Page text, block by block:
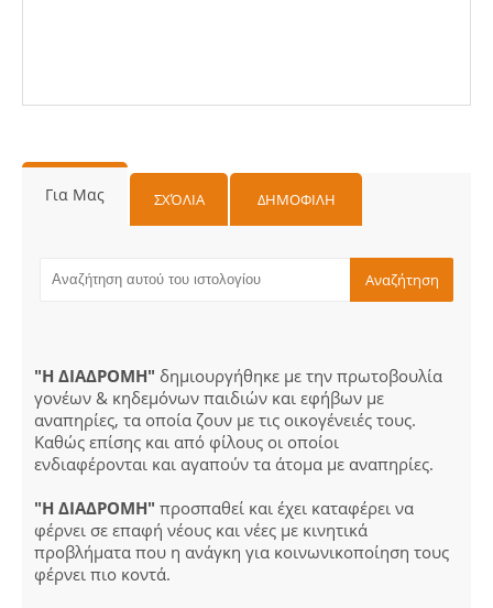
Για Μας ΣΧΌΛΙΑ ΔΗΜΟΦΙΛΗ
"Η ΔΙΑΔΡΟΜΗ" δημιουργήθηκε με την πρωτοβουλία
γονέων & κηδεμόνων παιδιών και εφήβων με
αναπηρίες, τα οποία ζουν με τις οικογένειές τους.
Καθώς επίσης και από φίλους οι οποίοι
ενδιαφέρονται και αγαπούν τα άτομα με αναπηρίες.
"Η ΔΙΑΔΡΟΜΗ" προσπαθεί και έχει καταφέρει να
φέρνει σε επαφή νέους και νέες με κινητικά
προβλήματα που η ανάγκη για κοινωνικοποίηση τους
φέρνει πιο κοντά.